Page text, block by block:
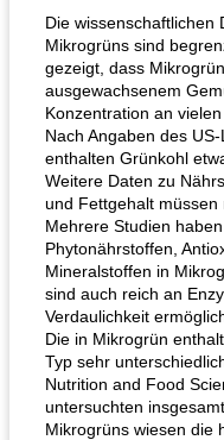
Die wissenschaftlichen
Mikrogrüns sind
gezeigt, dass
ausgewachsenem
Konzentration an
Nach Angaben des
enthalten Grünkohl
Weitere Daten zu
und Fettgehalt müssen
Mehrere Studien
Phytonährstoffen,
Mineralstoffen in
sind auch reich an
Verdaulichkeit
Die in Mikrogrün
Typ sehr
Nutrition and Food
untersuchten
Mikrogrüns wiesen die